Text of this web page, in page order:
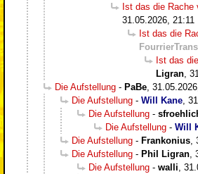
Ist das die Rache
31.05.2026, 21:11
Ist das die
FourrierTrans
Ist das
Ligran
Die Aufstellung - PaBe
Die Aufstellung - Will Kane
Die Aufstellung -
Die Aufstellung - Will
Die Aufstellung - Frankonius
Die Aufstellung - Phil Ligran
Die Aufstellung - walli